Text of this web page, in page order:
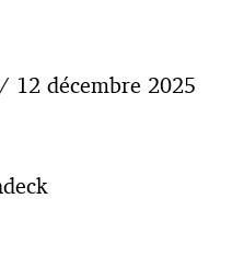
12 décembre 2025